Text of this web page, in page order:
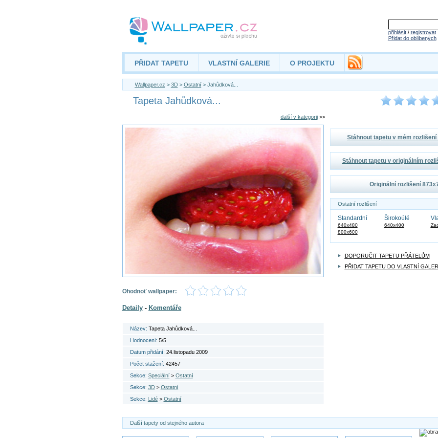
přihlásit/ registrovat
Přidat do oblíbených
PŘIDAT TAPETU VLASTNÍ GALERIE O PROJEKTU
Wallpaper.cz > 3D> Ostatní> Jahůdková...
Tapeta Jahůdková...
další v kategorii>>
Ohodnoť wallpaper:
Detaily- Komentáře
Název: Tapeta Jahůdková...
Hodnocení: 5/5
Datum přidání: 24.listopadu 2009
Počet stažení: 42457
Sekce: Speciální> Ostatní
Sekce: 3D> Ostatní
Sekce: Lidé> Ostatní
Stáhnout tapetu v mém rozlišení
Stáhnout tapetu v originálním
Originální rozlišení
Ostatní rozlišení
Standardní
640x480
800x600
Širokoúlé
640x400
DOPORUČIT TAPETU PŘÁTELŮM
PŘIDAT TAPETU DO VLASTNÍ
Další tapety od stejného autora